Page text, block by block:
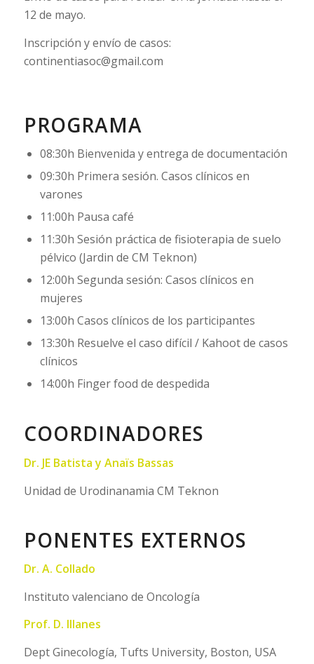
12 de mayo.
Inscripción y envío de casos:
continentiasoc@gmail.com
PROGRAMA
08:30h Bienvenida y entrega de documentación
09:30h Primera sesión. Casos clínicos en
varones
11:00h Pausa café
11:30h Sesión práctica de fisioterapia de suelo
pélvico (Jardin de CM Teknon)
12:00h Segunda sesión: Casos clínicos en
mujeres
13:00h Casos clínicos de los participantes
13:30h Resuelve el caso difícil / Kahoot de casos
clínicos
14:00h Finger food de despedida
COORDINADORES
Dr. JE Batista y Anaïs Bassas
Unidad de Urodinanamia CM Teknon
PONENTES EXTERNOS
Dr. A. Collado
Instituto valenciano de Oncología
Prof. D. Illanes
Dept Ginecología, Tufts University, Boston, USA